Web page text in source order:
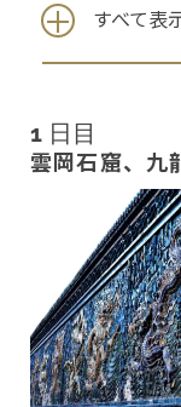
すべて表
1 日目
雲岡石窟、九